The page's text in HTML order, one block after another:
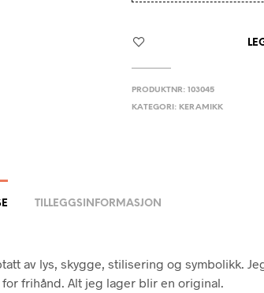
PRODUKTNR:103045
KATEGORI: KERAMIKK
TILLEGGSINFORMASJON
av lys, skygge, stilisering og symbolikk.
frihånd. Alt jeg lager blir en original.